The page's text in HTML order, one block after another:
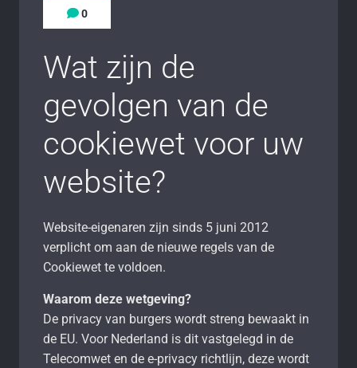
0
Wat zijn de
gevolgen van de
cookiewet voor uw
website?
Website-eigenaren zijn sinds 5 juni 2012
verplicht om aan de nieuwe regels van de
Cookiewet te voldoen.
Waarom deze wetgeving?
De privacy van burgers wordt streng bewaakt in
de EU. Voor Nederland is dit vastgelegd in de
Telecomwet en de e-privacy richtlijn, deze wordt